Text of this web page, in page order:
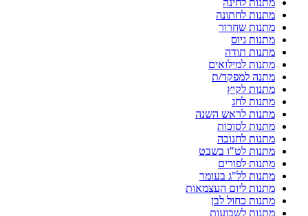
מתנות לחתונה
מתנות שחרור
מתנות גיוס
מתנות תודה
מתנות למילואים
מתנה למפקד/ת
מתנות לקיץ
מתנות לחג
מתנות לראש השנה
מתנות לסוכות
מתנות לחנוכה
מתנות לט"ו בשבט
מתנות לפורים
מתנות לל"ג בעומר
מתנות ליום העצמאות
מתנות כחול לבן
מתנות לשבועות